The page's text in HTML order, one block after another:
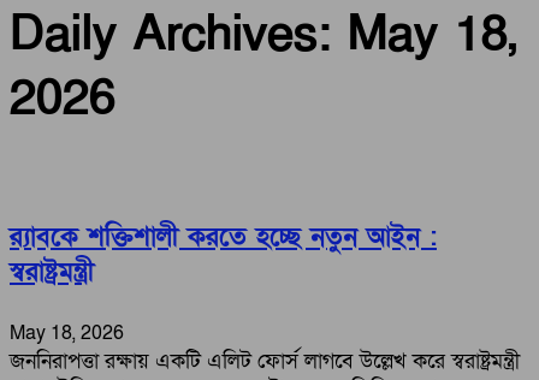
Daily Archives: May 18,
2026
র‍্যাবকে শক্তিশালী করতে হচ্ছে নতুন আইন :
স্বরাষ্ট্রমন্ত্রী
May 18, 2026
জননিরাপত্তা রক্ষায় একটি এলিট ফোর্স লাগবে উল্লেখ করে স্বরাষ্ট্রমন্ত্রী